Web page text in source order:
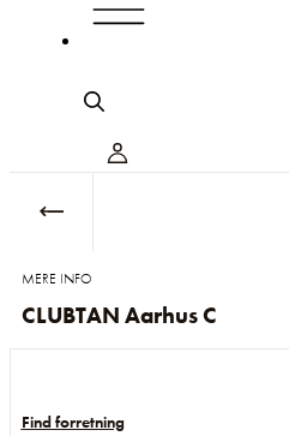
MERE INFO
CLUBTAN Aarhus C
Find forretning